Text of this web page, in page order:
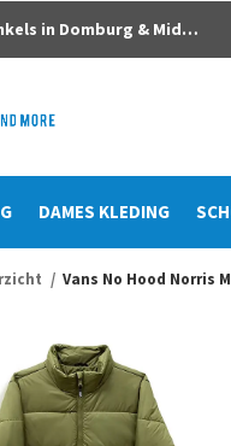
DAMES KLEDING
in Domburg & Middelburg
Vans No Hood Norris